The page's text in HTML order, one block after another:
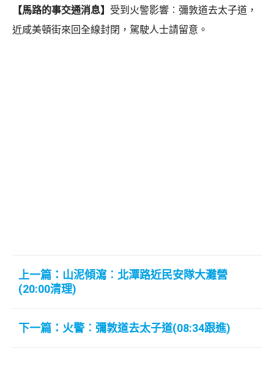
【馬路的事交通消息】 受到火警影響︰彌敦道去太子道，
近咸美頓街來回全線封閉，駕駛人士請留意。
上一篇：山泥傾瀉︰北潭路近民安隊大灘營
(20:00清理)
下一篇：火警︰彌敦道去太子道(08:34跟進)